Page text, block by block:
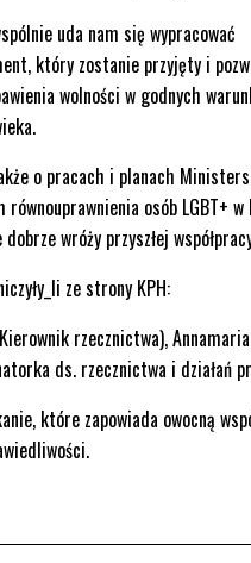
uda nam się wypracować
który zostanie przyjęty i
wolności w godnych
o pracach i planach
osób LGBT+ w
wróży przyszłej
ze strony KPH:
rzecznictwa), Annamaria
ds. rzecznictwa i działań
które zapowiada owocną